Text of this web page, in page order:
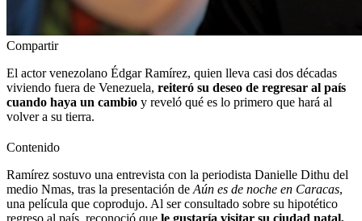
Compartir
El actor venezolano Édgar Ramírez, quien lleva casi dos décadas
viviendo fuera de Venezuela, reiteró su deseo de regresar al país
cuando haya un cambio y reveló qué es lo primero que hará al
volver a su tierra.
Contenido
Ramírez sostuvo una entrevista con la periodista Danielle Dithu del
medio Nmas, tras la presentación de Aún es de noche en Caracas,
una película que coprodujo. Al ser consultado sobre su hipotético
regreso al país, reconoció que le gustaría visitar su ciudad natal,